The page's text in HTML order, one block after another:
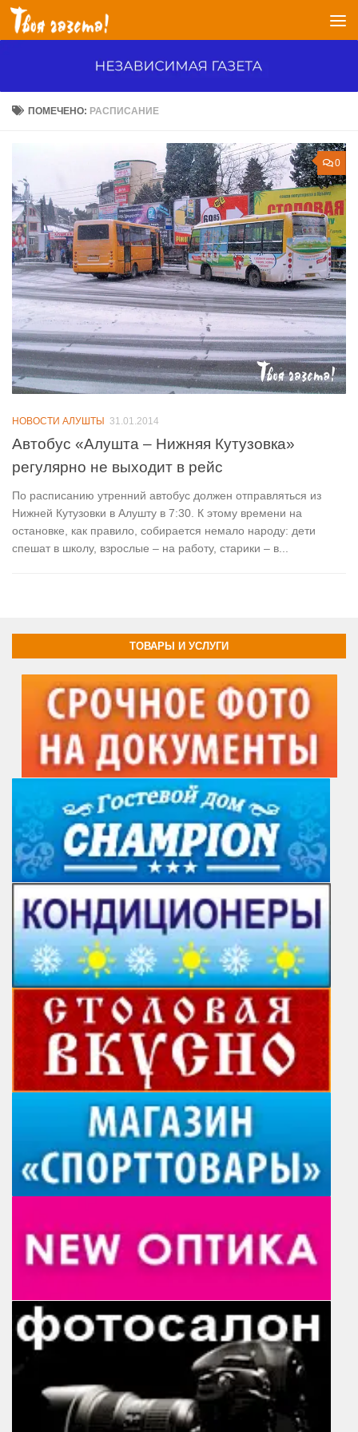
Перейти к содержимому
ПОМЕЧЕНО: РАСПИСАНИЕ
0
НОВОСТИ АЛУШТЫ 31.01.2014
Автобус «Алушта – Нижняя Кутузовка»
регулярно не выходит в рейс
По расписанию утренний автобус должен отправляться из
Нижней Кутузовки в Алушту в 7:30. К этому времени на
остановке, как правило, собирается немало народу: дети
спешат в школу, взрослые – на работу, старики – в...
ТОВАРЫ И УСЛУГИ